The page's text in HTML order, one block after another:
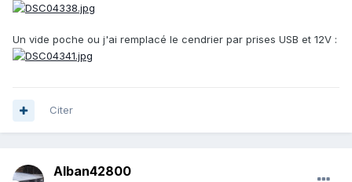
Un vide poche ou j'ai remplacé le cendrier par prises USB et 12V :
Citer
Alban42800